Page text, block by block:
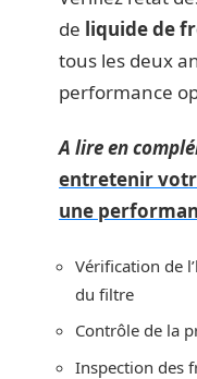
de liquide de
tous les deux
performance
A lire en
entretenir
une
Vérification de
du filtre
Contrôle de la
Inspection des